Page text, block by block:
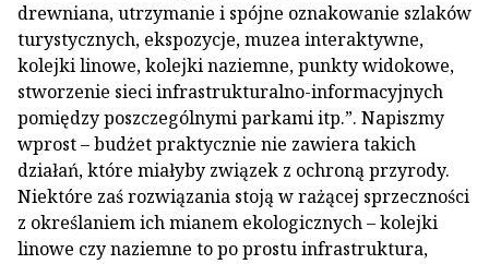
drewniana, utrzymanie i spójne oznakowanie szlaków
turystycznych, ekspozycje, muzea interaktywne,
kolejki linowe, kolejki naziemne, punkty widokowe,
stworzenie sieci infrastrukturalno-informacyjnych
pomiędzy poszczególnymi parkami itp.”. Napiszmy
wprost – budżet praktycznie nie zawiera takich
działań, które miałyby związek z ochroną przyrody.
Niektóre zaś rozwiązania stoją w rażącej sprzeczności
z określaniem ich mianem ekologicznych – kolejki
linowe czy naziemne to po prostu infrastruktura,